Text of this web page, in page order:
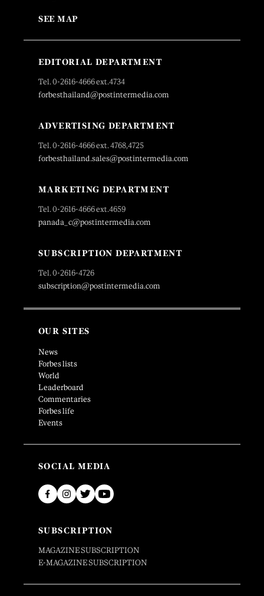
SEE MAP
EDITORIAL DEPARTMENT
Tel. 0-2616-4666 ext.4734
forbesthailand@postintermedia.com
ADVERTISING DEPARTMENT
Tel. 0-2616-4666 ext. 4768,4725
forbesthailand.sales@postintermedia.com
MARKETING DEPARTMENT
Tel. 0-2616-4666 ext.4659
panada_c@postintermedia.com
SUBSCRIPTION DEPARTMENT
Tel. 0-2616-4726
subscription@postintermedia.com
OUR SITES
News
Forbes lists
World
Leaderboard
Commentaries
Forbes life
Events
SOCIAL MEDIA
SUBSCRIPTION
MAGAZINE SUBSCRIPTION
E-MAGAZINE SUBSCRIPTION